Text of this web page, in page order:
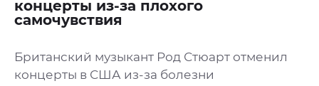
концерты из-за плохого
самочувствия
Британский музыкант Род Стюарт отменил
концерты в США из-за болезни